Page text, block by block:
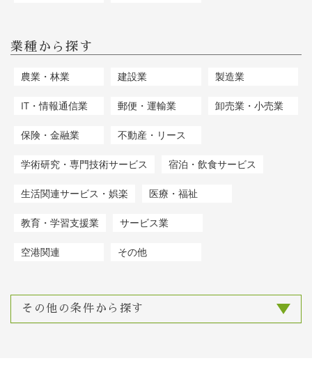
業種から探す
農業・林業 建設業 製造業
IT・情報通信業 郵便・運輸業 卸売業・小売業
保険・金融業 不動産・リース
学術研究・専門技術サービス 宿泊・飲食サービス
生活関連サービス・娯楽 医療・福祉
教育・学習支援業 サービス業
空港関連 その他
その他の条件から探す